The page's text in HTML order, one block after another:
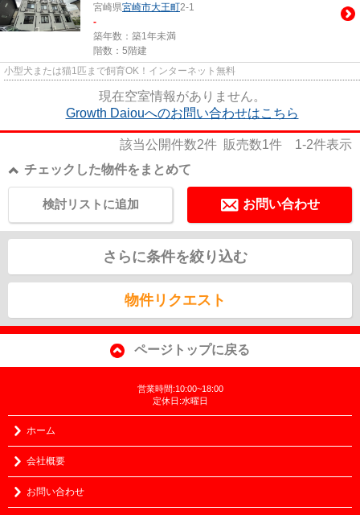
宮崎県宮崎市大王町2-1
-
築年数：築1年未満
階数：5階建
小型犬または猫1匹まで飼育OK！インターネット無料
現在空室情報がありません。
Growth Daiouへのお問い合わせはこちら
該当公開件数2件 販売数1件 1-2件表示
チェックした物件をまとめて
お問い合わせ
検討リストに追加
さらに条件を絞り込む
物件リクエスト
ページトップに戻る
営業時間:10:00~18:00
定休日:水曜日
ホーム
会社概要
お問い合わせ